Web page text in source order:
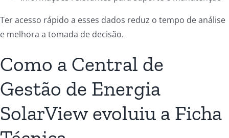
Ter acesso rápido a esses dados reduz o tempo de análise
e melhora a tomada de decisão.
Como a Central de
Gestão de Energia
SolarView evoluiu a Ficha